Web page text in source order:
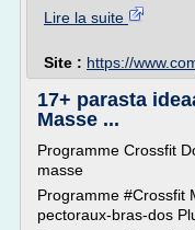
Lire la suite
Site : https://
17+ parasta
Masse ...
Programme Crossfit
masse
Programme #Crossfit
pectoraux-bras-dos